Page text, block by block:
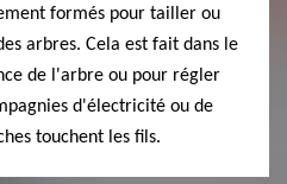
formés pour tailler ou
arbres. Cela est fait dans le
de l'arbre ou pour régler
d'électricité ou de
touchent les fils.